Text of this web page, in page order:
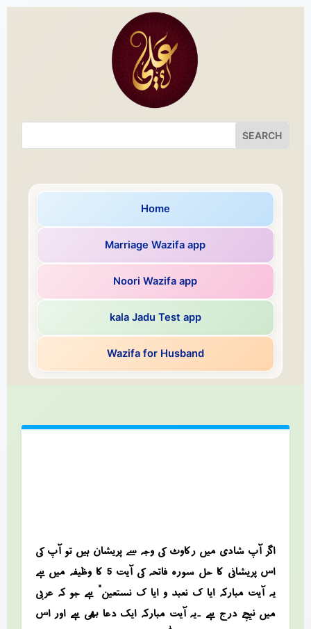
Home
Marriage Wazifa app
Noori Wazifa app
kala Jadu Test app
Wazifa for Husband
اگر آپ شادی میں رکاوٹ کی وجہ سے پریشان ہیں تو آپ کی
اس پریشانی کا حل سورہ فاتحہ کی آیت 5 کا وظیفہ میں ہے
یہ آیت مبارکہ “ایا ک نعبد و ایا ک نستعین” ہے جو کہ عربی
میں نیچے درج ہے ۔یہ آیت مبارکہ ایک دعا بھی ہے اور اس